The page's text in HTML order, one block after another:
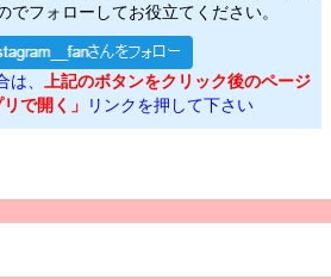
でフォローしてお役立てください。
は、上記のボタンをクリック後のページ
リで開く」 リンクを押して下さい